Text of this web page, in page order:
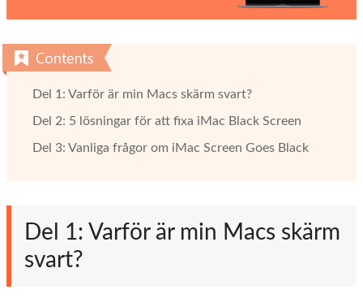
Del 1: Varför är min Macs skärm svart?
Del 2: 5 lösningar för att fixa iMac Black Screen
Del 3: Vanliga frågor om iMac Screen Goes Black
Del 1: Varför är min Macs skärm
svart?